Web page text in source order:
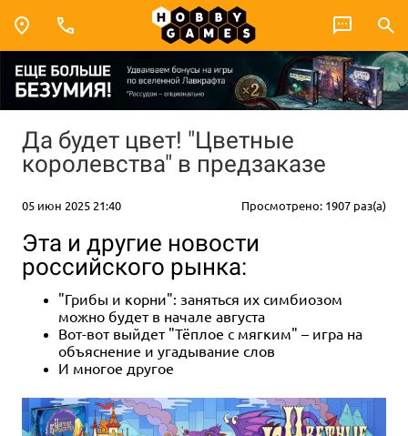
Да будет цвет! "Цветные
королевства" в предзаказе
05 июн 2025 21:40 Просмотрено: 1907 раз(а)
Эта и другие новости
российского рынка:
"Грибы и корни": заняться их симбиозом
можно будет в начале августа
Вот-вот выйдет "Тёплое с мягким" – игра на
объяснение и угадывание слов
И многое другое